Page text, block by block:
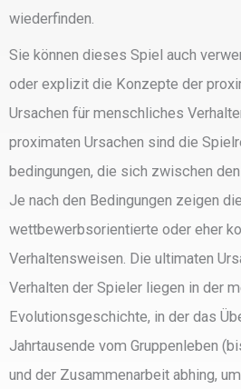
wiederfinden.
Sie können dieses Spiel auch
oder explizit die Konzepte der
Ursachen für menschliches
proximaten Ursachen sind die
bedingungen, die sich zwischen
Je nach den Bedingungen zeigen
wettbewerbsorientierte oder eher
Verhaltensweisen. Die ultimaten
Verhalten der Spieler liegen in der
Evolutionsgeschichte, in der das
Jahrtausende vom Gruppenleben
und der Zusammenarbeit abhing,